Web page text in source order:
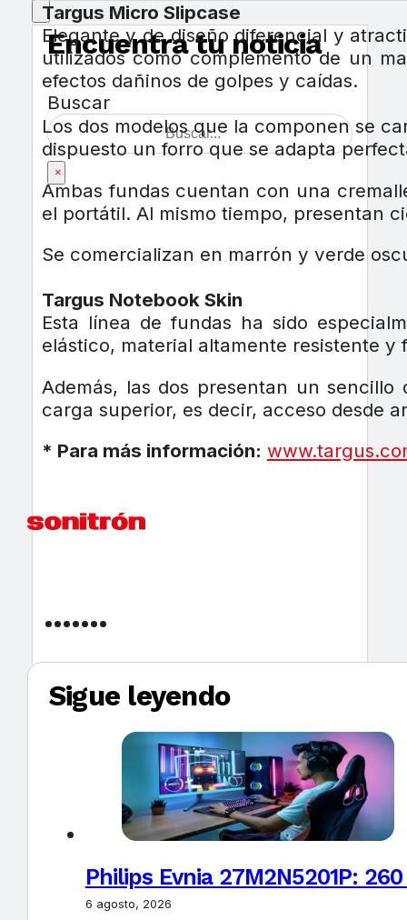
Encuentra tu noticia
Buscar
×
Targus Micro Slipcase
Elegante y de diseño diferencial y
utilizados como complemento de un
efectos dañinos de golpes y caídas.
Los dos modelos que la componen se
dispuesto un forro que se adapta
Ambas fundas cuentan con una
el portátil. Al mismo tiempo, presentan
Se comercializan en marrón y verde
Targus Notebook Skin
Esta línea de fundas ha sido
elástico, material altamente resistente y
Además, las dos presentan un
carga superior, es decir, acceso desde
* Para más información:
Sigue leyendo
Philips Evnia 27M2N5201P:
6 agosto, 2026